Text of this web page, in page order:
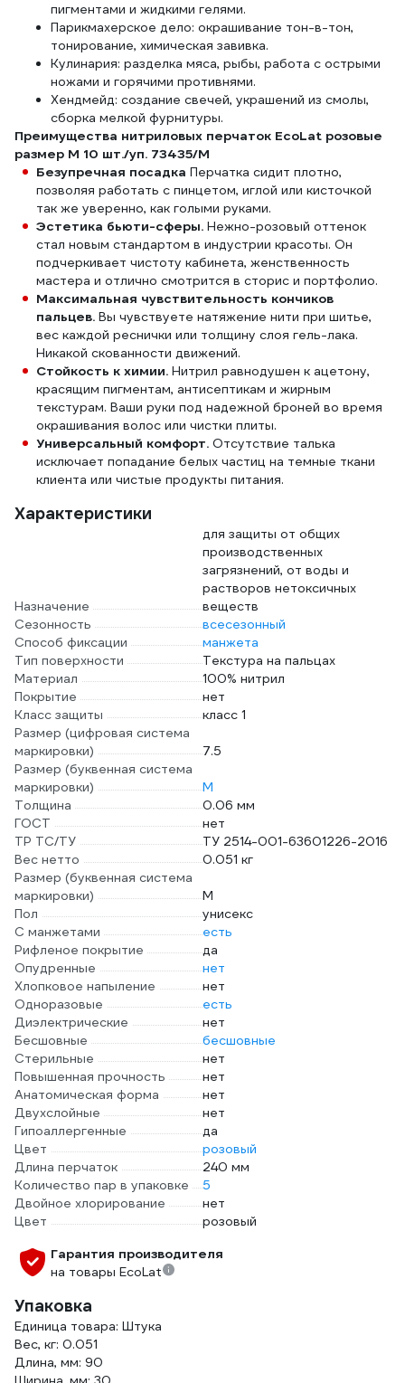
пигментами и жидкими гелями.
Парикмахерское дело: окрашивание тон-в-тон,
тонирование, химическая завивка.
Кулинария: разделка мяса, рыбы, работа с острыми
ножами и горячими противнями.
Хендмейд: создание свечей, украшений из смолы,
сборка мелкой фурнитуры.
Преимущества нитриловых перчаток EcoLat розовые
размер M 10 шт./уп. 73435/M
Безупречная посадка Перчатка сидит плотно,
позволяя работать с пинцетом, иглой или кисточкой
так же уверенно, как голыми руками.
Эстетика бьюти-сферы. Нежно-розовый оттенок
стал новым стандартом в индустрии красоты. Он
подчеркивает чистоту кабинета, женственность
мастера и отлично смотрится в сторис и портфолио.
Максимальная чувствительность кончиков
пальцев. Вы чувствуете натяжение нити при шитье,
вес каждой реснички или толщину слоя гель-лака.
Никакой скованности движений.
Стойкость к химии. Нитрил равнодушен к ацетону,
красящим пигментам, антисептикам и жирным
текстурам. Ваши руки под надежной броней во время
окрашивания волос или чистки плиты.
Универсальный комфорт. Отсутствие талька
исключает попадание белых частиц на темные ткани
клиента или чистые продукты питания.
Характеристики
Назначение
для защиты от общих
производственных
загрязнений, от воды и
растворов нетоксичных
веществ
Сезонность
всесезонный
Способ фиксации
манжета
Тип поверхности
Текстура на пальцах
Материал
100% нитрил
Покрытие
нет
Класс защиты
класс 1
Размер (цифровая система
маркировки)
7.5
Размер (буквенная система
маркировки)
M
Толщина
0.06 мм
ГОСТ
нет
ТР ТС/ТУ
ТУ 2514-001-63601226-2016
Вес нетто
0.051 кг
Размер (буквенная система
маркировки)
M
Пол
унисекс
С манжетами
есть
Рифленое покрытие
да
Опудренные
нет
Хлопковое напыление
нет
Одноразовые
есть
Диэлектрические
нет
Бесшовные
бесшовные
Стерильные
нет
Повышенная прочность
нет
Анатомическая форма
нет
Двухслойные
нет
Гипоаллергенные
да
Цвет
розовый
Длина перчаток
240 мм
Количество пар в упаковке
5
Двойное хлорирование
нет
Цвет
розовый
Гарантия производителя
на товары EcoLat
Упаковка
Единица товара: Штука
Вес, кг: 0.051
Длина, мм: 90